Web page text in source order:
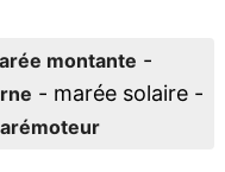
montante -
- marée solaire -